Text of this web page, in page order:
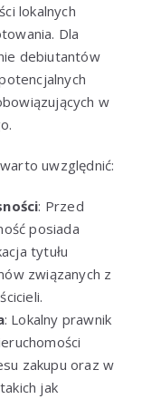
lokalnych
Dla
debiutantów
w
uwzględnić:
: Przed
posiada
tytułu
związanych z
: Lokalny prawnik
zakupu oraz w
jak